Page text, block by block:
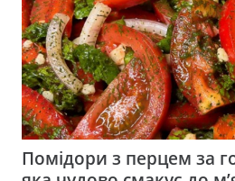
Помідори з перцем за